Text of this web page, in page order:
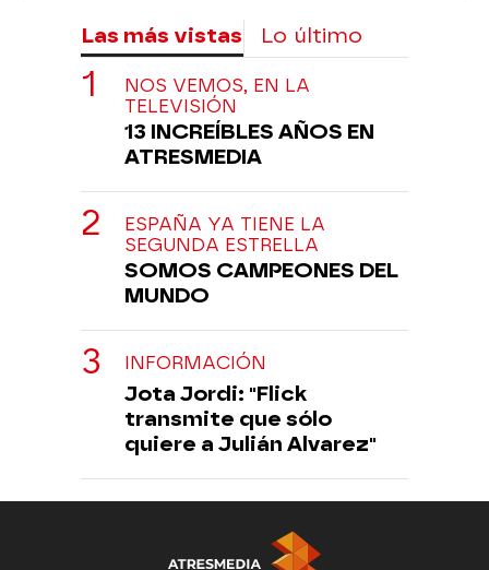
Las más vistas Lo último
NOS VEMOS, EN LA
TELEVISIÓN
13 INCREÍBLES AÑOS EN
ATRESMEDIA
ESPAÑA YA TIENE LA
SEGUNDA ESTRELLA
SOMOS CAMPEONES DEL
MUNDO
INFORMACIÓN
Jota Jordi: "Flick
transmite que sólo
quiere a Julián Alvarez"